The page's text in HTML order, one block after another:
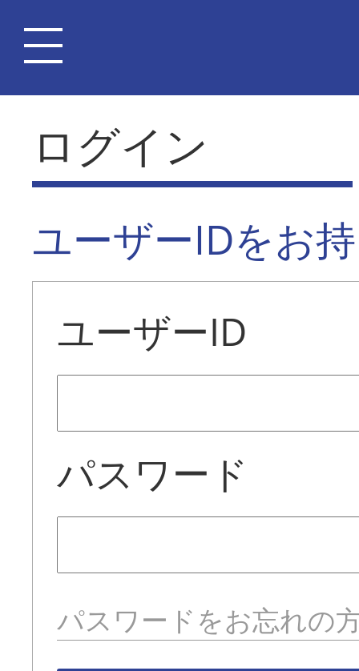
ログイン
ユーザーIDをお
ユーザーID
パスワード
パスワードをお忘れの